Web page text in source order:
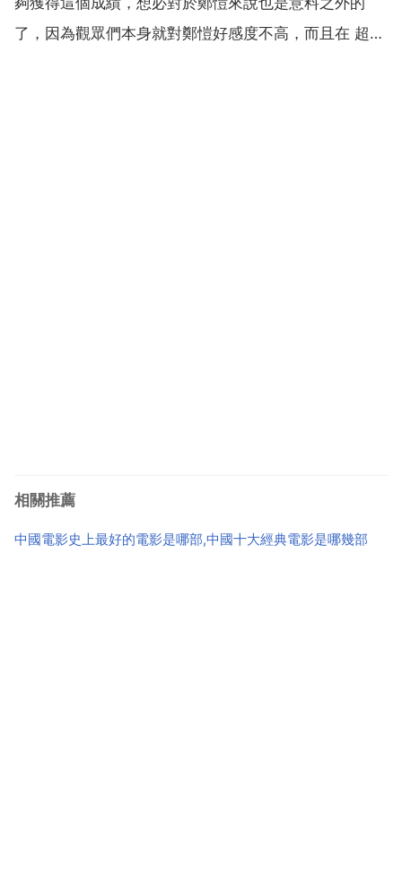
房收...
了，因為觀眾們本身就對鄭愷好感度不高，而且在 超越
相關推薦
中國電影史上最好的電影是哪部,中國十大經典電影是哪幾部